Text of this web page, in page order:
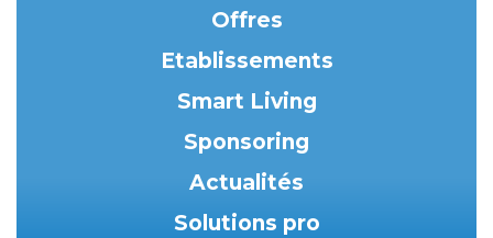
Offres
Etablissements
Smart Living
Sponsoring
Actualités
Solutions pro